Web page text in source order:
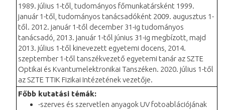
1989. július 1-től, tudományos főmunkatársként 1999.
január 1-től, tudományos tanácsadóként 2009. augusztus 1-
től. 2012. január 1-től december 31-ig tudományos
tanácsadó, 2013. január 1-től június 31-ig megbízott, majd
2013. július 1-től kinevezett egyetemi docens, 2014.
szeptember 1-től tanszékvezető egyetemi tanár az SZTE
Optikai és Kvantumelektronikai Tanszéken. 2020. július 1-től
az SZTE TTIK Fizikai Intézetének vezetője.
Főbb kutatási témák:
-szerves és szervetlen anyagok UV fotoablációjának